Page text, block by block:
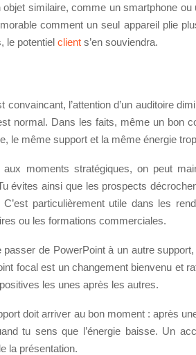
similaire, comme un smartphone ou
comment un seul appareil plie
le potentiel client s’en souviendra.
l’attention d’un auditoire
normal. Dans les faits, même un bon
le même support et la même énergie
moments stratégiques, on peut
évites ainsi que les prospects
particulièrement utile dans les
ou les formations commerciales.
de PowerPoint à un autre
focal est un changement bienvenu et
les unes après les autres.
doit arriver au bon moment : après
tu sens que l’énergie baisse. Un
la présentation.